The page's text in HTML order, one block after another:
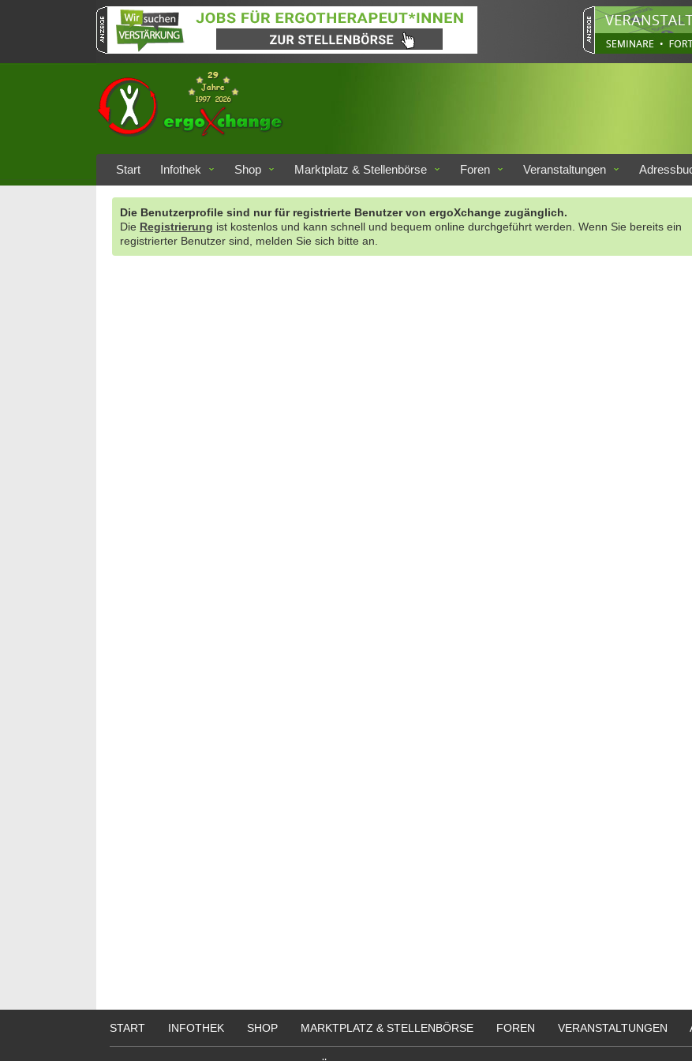
Start Infothek Shop Marktplatz & Stellenbörse Foren Veranstaltungen
Die Benutzerprofile sind nur für registrierte Benutzer von ergoXchange zugänglich.
Die Registrierung ist kostenlos und kann schnell und bequem online durchgeführt werden. Wenn Sie bereits ein
registrierter Benutzer sind, melden Sie sich bitte an.
START INFOTHEK SHOP MARKTPLATZ & STELLENBÖRSE FOREN VERANSTALTUNGEN